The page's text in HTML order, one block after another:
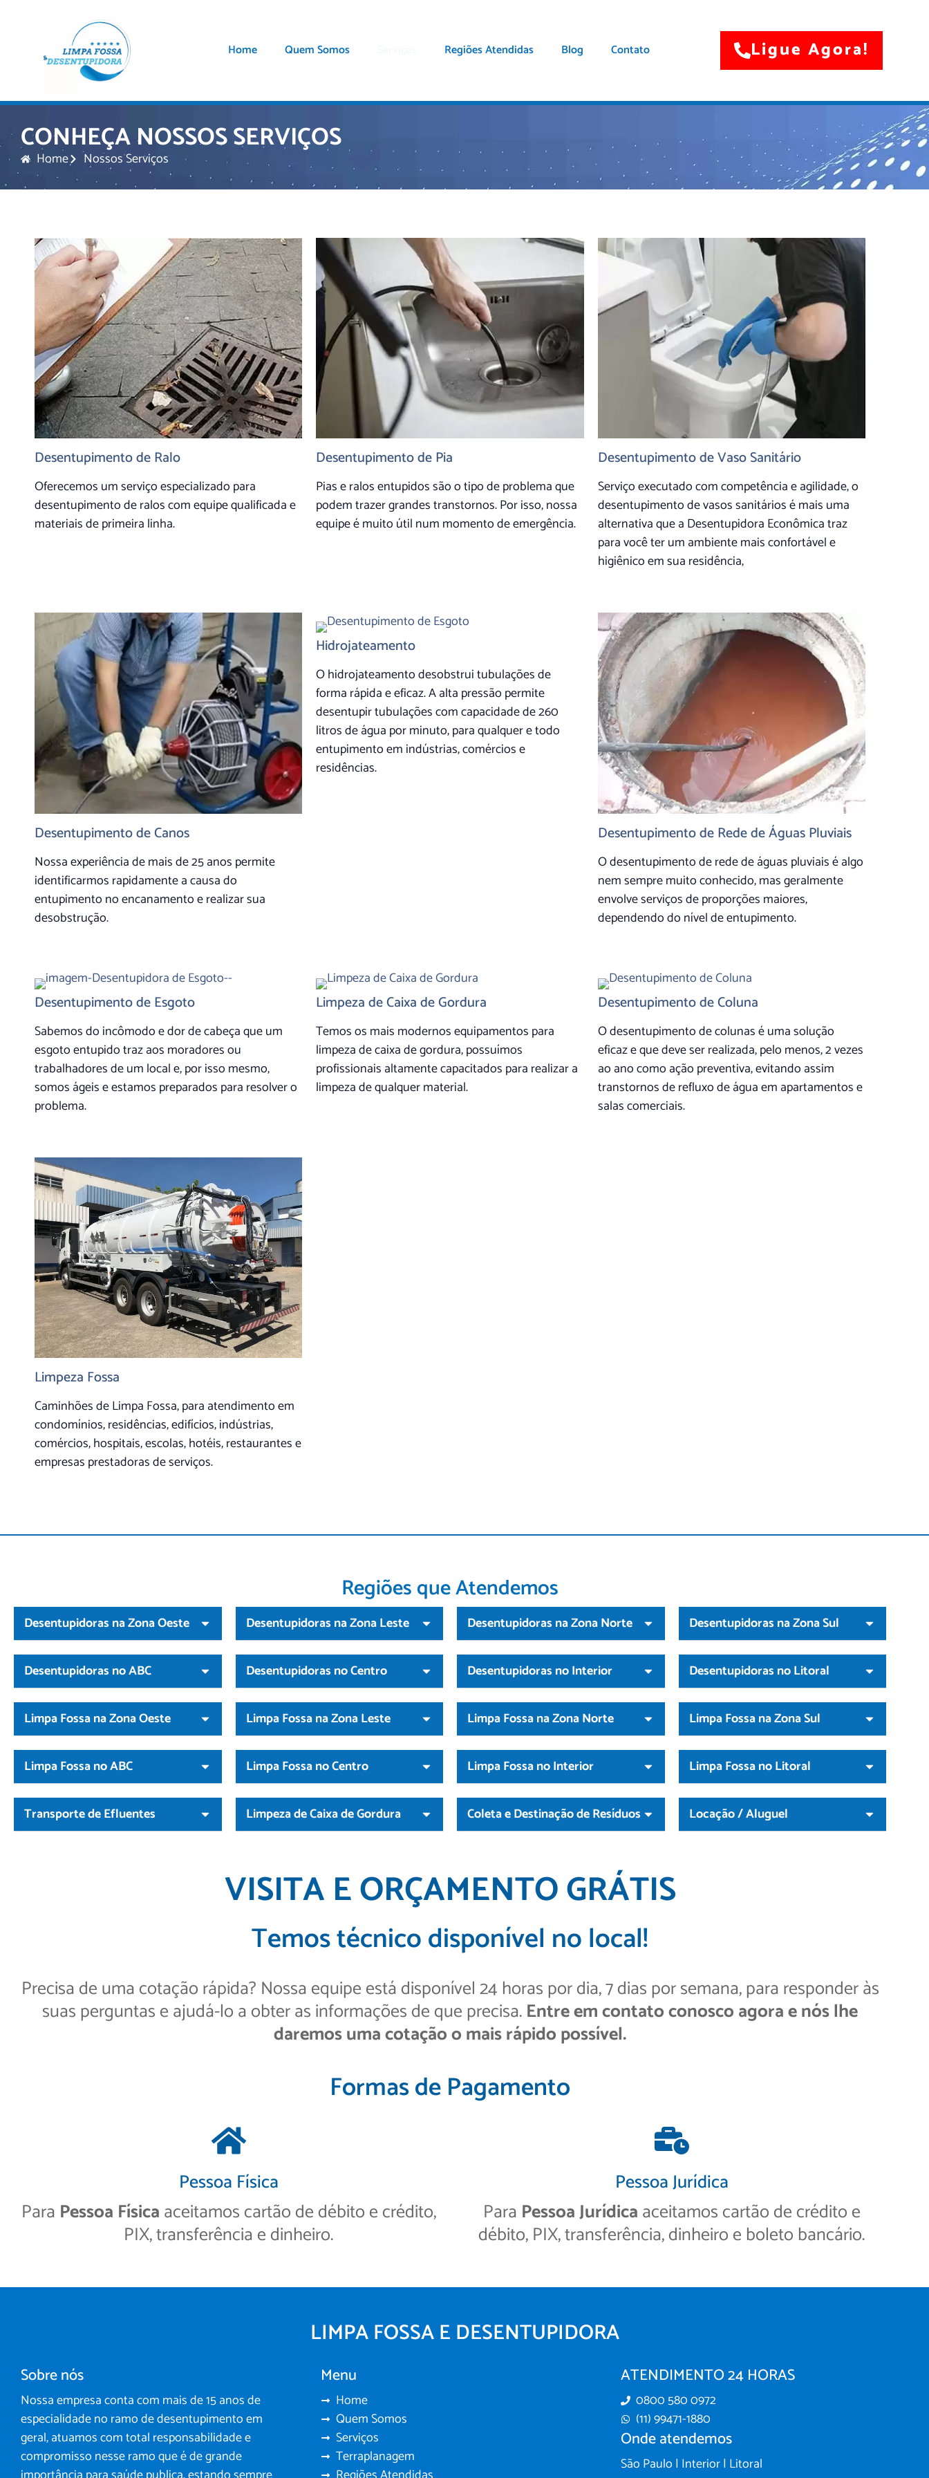
Home Quem Somos Regiões Atendidas Blog Contato Ligue Agora!
CONHEÇA NOSSOS SERVIÇOS
Home Nossos Serviços
Desentupimento de Ralo
Oferecemos um serviço especializado para
desentupimento de ralos com equipe qualificada e
materiais de primeira linha.
Desentupimento de Pia
Pias e ralos entupidos são o tipo de problema que
podem trazer grandes transtornos. Por isso, nossa
equipe é muito útil num momento de emergência.
Desentupimento de Vaso Sanitário
Serviço executado com competência e agilidade, o
desentupimento de vasos sanitários é mais uma
alternativa que a Desentupidora Econômica traz
para você ter um ambiente mais confortável e
higiênico em sua residência,
Desentupimento de Canos
Nossa experiência de mais de 25 anos permite
identificarmos rapidamente a causa do
entupimento no encanamento e realizar sua
desobstrução.
Hidrojateamento
O hidrojateamento desobstrui tubulações de
forma rápida e eficaz. A alta pressão permite
desentupir tubulações com capacidade de 260
litros de água por minuto, para qualquer e todo
entupimento em indústrias, comércios e
residências.
Desentupimento de Rede de Águas Pluviais
O desentupimento de rede de águas pluviais é algo
nem sempre muito conhecido, mas geralmente
envolve serviços de proporções maiores,
dependendo do nível de entupimento.
Desentupimento de Esgoto
Sabemos do incômodo e dor de cabeça que um
esgoto entupido traz aos moradores ou
trabalhadores de um local e, por isso mesmo,
somos ágeis e estamos preparados para resolver o
problema.
Limpeza de Caixa de Gordura
Temos os mais modernos equipamentos para
limpeza de caixa de gordura, possuímos
profissionais altamente capacitados para realizar a
limpeza de qualquer material.
Desentupimento de Coluna
O desentupimento de colunas é uma solução
eficaz e que deve ser realizada, pelo menos, 2 vezes
ao ano como ação preventiva, evitando assim
transtornos de refluxo de água em apartamentos e
salas comerciais.
Limpeza Fossa
Caminhões de Limpa Fossa, para atendimento em
condomínios, residências, edifícios, indústrias,
comércios, hospitais, escolas, hotéis, restaurantes e
empresas prestadoras de serviços.
Regiões que Atendemos
Desentupidoras na Zona Oeste Desentupidoras na Zona Leste Desentupidoras na Zona Norte Desentupidoras na Zona Sul
Desentupidoras no ABC Desentupidoras no Centro Desentupidoras no Interior Desentupidoras no Litoral
Limpa Fossa na Zona Oeste Limpa Fossa na Zona Leste Limpa Fossa na Zona Norte Limpa Fossa na Zona Sul
Limpa Fossa no ABC Limpa Fossa no Centro Limpa Fossa no Interior Limpa Fossa no Litoral
Transporte de Efluentes Limpeza de Caixa de Gordura Coleta e Destinação de Resíduos Locação / Aluguel
VISITA E ORÇAMENTO GRÁTIS
Temos técnico disponível no local!
Precisa de uma cotação rápida? Nossa equipe está disponível 24 horas por dia, 7 dias por semana, para responder às
suas perguntas e ajudá-lo a obter as informações de que precisa.Entre em contato conosco agora e nós lhe
daremos uma cotação o mais rápido possível.
Formas de Pagamento
Pessoa Física
Para Pessoa Físicaaceitamos cartão de débito e crédito,
PIX, transferência e dinheiro.
Pessoa Jurídica
Para Pessoa Jurídicaaceitamos cartão de crédito e
débito, PIX, transferência, dinheiro e boleto bancário.
LIMPA FOSSA E DESENTUPIDORA
Sobre nós
Nossa empresa conta com mais de 15 anos de
especialidade no ramo de desentupimento em
geral, atuamos com total responsabilidade e
compromisso nesse ramo que é de grande
Menu
Home
Quem Somos
Serviços
Terraplanagem
ATENDIMENTO 24 HORAS
0800 580 0972
(11) 99471-1880
Onde atendemos
São Paulo | Interior | Litoral